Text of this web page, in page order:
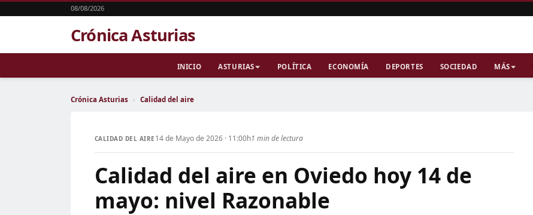
08/08/2026
Crónica Asturias
INICIO ASTURIAS POLÍTICA ECONOMÍA DEPORTES SOCIEDAD MÁS
Crónica Asturias › Calidad del aire
CALIDAD DEL AIRE 14 de Mayo de 2026 · 11:00h1 min de lectura
Calidad del aire en Oviedo hoy 14 de
mayo: nivel Razonable